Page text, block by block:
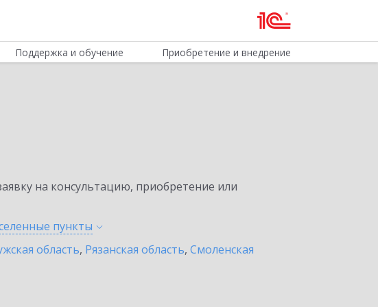
Поддержка и обучение Приобретение и внедрение
на консультацию, приобретение или
пункты
область, Рязанская область, Смоленская